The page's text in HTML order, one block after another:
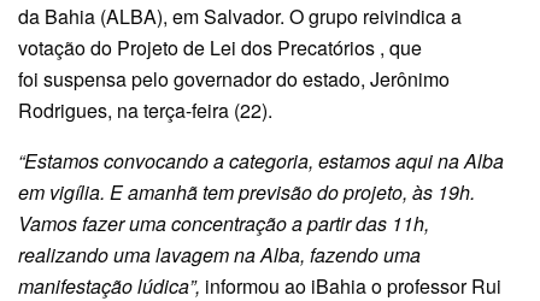
da Bahia (ALBA), em Salvador. O grupo reivindica a
votação do Projeto de Lei dos Precatórios , que
foi suspensa pelo governador do estado, Jerônimo
Rodrigues, na terça-feira (22).
“Estamos convocando a categoria, estamos aqui na Alba
em vigília. E amanhã tem previsão do projeto, às 19h.
Vamos fazer uma concentração a partir das 11h,
realizando uma lavagem na Alba, fazendo uma
manifestação lúdica”, informou ao iBahia o professor Rui